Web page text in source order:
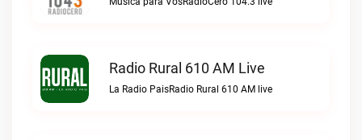
Radio Rural 610 AM Live
La Radio PaisRadio Rural 610 AM live